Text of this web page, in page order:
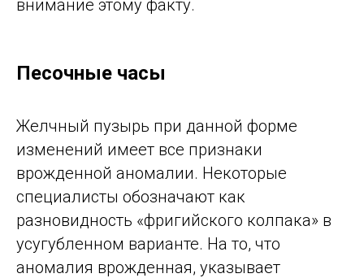
внимание этому факту.
Песочные часы
Желчный пузырь при данной форме
изменений имеет все признаки
врожденной аномалии. Некоторые
специалисты обозначают как
разновидность «фригийского колпака» в
усугубленном варианте. На то, что
аномалия врожденная, указывает